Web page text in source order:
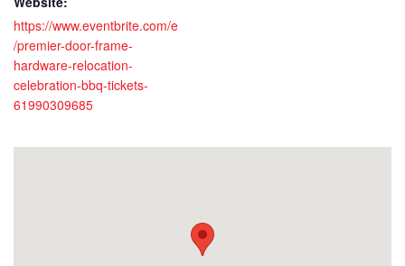
https://www.eventbrite.com/e
/premier-door-frame-
hardware-relocation-
celebration-bbq-tickets-
61990309685